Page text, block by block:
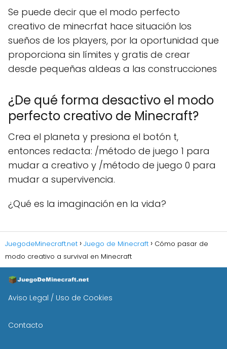
Se puede decir que el modo perfecto
creativo de minecrfat hace situación los
sueños de los players, por la oportunidad que
proporciona sin límites y gratis de crear
desde pequeñas aldeas a las construcciones
¿De qué forma desactivo el modo
perfecto creativo de Minecraft?
Crea el planeta y presiona el botón t,
entonces redacta: /método de juego 1 para
mudar a creativo y /método de juego 0 para
mudar a supervivencia.
¿Qué es la imaginación en la vida?
JuegodeMinecraft.net Juego de Minecraft
Cómo pasar de
modo creativo a survival en Minecraft
Aviso Legal / Uso de Cookies
Contacto